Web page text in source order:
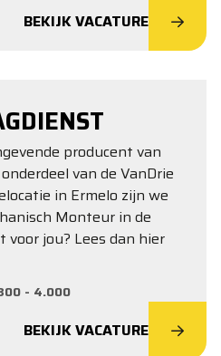
BEKIJK VACATURE
producent van
van de VanDrie
in Ermelo zijn we
Monteur in de
jou? Lees dan hier
- 4.000
BEKIJK VACATURE